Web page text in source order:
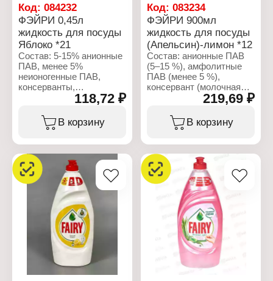
Код: 084232
ФЭЙРИ 0,45л
жидкость для посуды
Яблоко *21
Состав: 5-15% анионные
ПАВ, менее 5%
неионогенные ПАВ,
консерванты,
ароматизирующие
добавки, линалоол.
Характеристики:
Бренд: Fairy
Тип товара: Средство
для мытья посуды
Назначение: для мытья
Аромат: зеленое яблоко
Форма выпуска:
жидкость
Объем: 450 мл
118,72 ₽
В корзину
Код:083234
ФЭЙРИ 900мл
жидкость для посуды
(Апельсин)-лимон *12
Состав: анионные ПАВ
(5–15 %), амфолитные
ПАВ (менее 5 %),
консервант (молочная
кислота), отдушки.
Характеристики:
Производитель: Procter
Тип товара: Средство
для мытья посуды
Назначение: для мытья
Аромат: Апельсин и
лимонник
Форма выпуска:
жидкость
Объем: 900 мл
219,69 ₽
В корзину